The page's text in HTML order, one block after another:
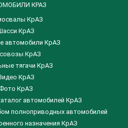
КРАЗ
КрАЗ
КрАЗ
автомобили КрАЗ
КрАЗ
тягачи КрАЗ
КрАЗ
КрАЗ
автомобилей КрАЗ
полноприводных автомобилей
назначения КрАЗ